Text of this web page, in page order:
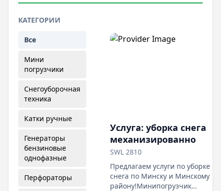
КАТЕГОРИИ
Все
Мини
погрузчики
Снегоуборочная
техника
Катки ручные
Генераторы
бензиновые
однофазные
Перфораторы
Услуга: уборка снега
механизированно
SWL 2810
Предлагаем услуги по уборке
снега по Минску и Минскому
району!Минипогрузчик